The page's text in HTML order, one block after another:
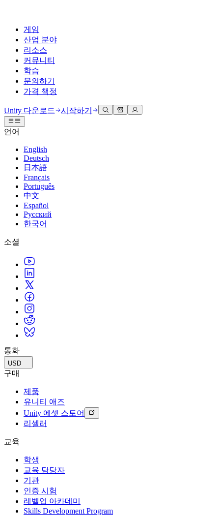
게임
산업 분야
리소스
커뮤니티
학습
문의하기
가격 책정
Unity 엔진
모든 플랫폼 위한 2D 및 3D 게임 제작
협업
팀과 함께 신속한 협업과 반복 작업을 수행하세요.
Unity 다운로드
플랜 및 가격
배포
Unity가 지원하는 25개 이상의 플랫폼을 살펴보세요.
LiveOps
출시 후 인사이트를 확인하고 라이브 게임을 운영하세요.
성장
사용자 확보
모바일 사용자를 검색하고 Acquire
매장 및 D2C 전반에 걸쳐 IAP 관리하세요.
수익화
Unity로 광고하세요
활용 부문
모바일 게임
Unity로 모바일 히트작을 제작하고 성장시키세요.
인디 게임
소규모 팀으로 대작 게임을 출시하세요.
XR 게임
여러 플랫폼에서 XR 게임을 출시하세요.
3D 협업
실시간 3D 프로젝트 빌드 및 검토
몰입형 교육
몰입도 높은 환경 제작
고객 경험
인터랙티브 3D 경험 제작
산업 분야
운영 우수성 확보
리테일
상점 경험을 온라인 경험으로 전환
자동차
혁신을 가속화하고 차량 내 경험을 향상시키세요.
모든 산업 보기
기술 자료
공식 유저. '광고 지면'의 타겟 고객 매뉴얼 및 API 레퍼런스
개발자 툴
릴리스 버전 및 이슈 트래커
로드맵
예정된 기능 검토
기술 용어 라이브러리
활용 사례
실제 성공 사례
베스트 프랙티스 가이드
전문가 팁
데모
데모, 샘플 및 빌딩 블록
모든 리소스
새로운 기능
블로그
업데이트, 정보, 기술 팁
뉴스
토론
토론, 문제 해결, 소통
이벤트
글로벌 이벤트 및 현지 이벤트
커뮤니티 사례
Made with Unity
Unity 크리에이터 소개
Livestreams
Unity Awards
전 세계 Unity 크리에이터 축하
Unity Learn
무료로 Unity 기술 마스터
전문 교육
Unity 강사와 함께 팀의 역량을 강화하세요
Unity 처음 사용하시나요
시작하기
학습 시작하기
Unity 사용이 처음이신가요? 여정 시작하기
사용법 가이드
실용적인 팁 및 베스트 프랙티스
교육
학생용
커리어 시작하기
교육 효율 극대화
교육 라이선스
자격증
Unity 숙련도를 입증하세요
도움 받기
성공을 위한 Unity
Success 플랜
전문가 지원을 통해 더 빠르게 목표 도달률 달성
일반적인 질문에 대한 답변
문의하기
Unity 다운로드 시작하기
언어
English
Deutsch
日本語
Français
Português
中文
Español
Русский
한국어
소셜
통화
USD
구매
제품
유니티 애즈
Unity 에셋 스토어
리셀러
교육
학생
교육 담당자
기관
인증 시험
레벨업 아카데미
Skills Development Program